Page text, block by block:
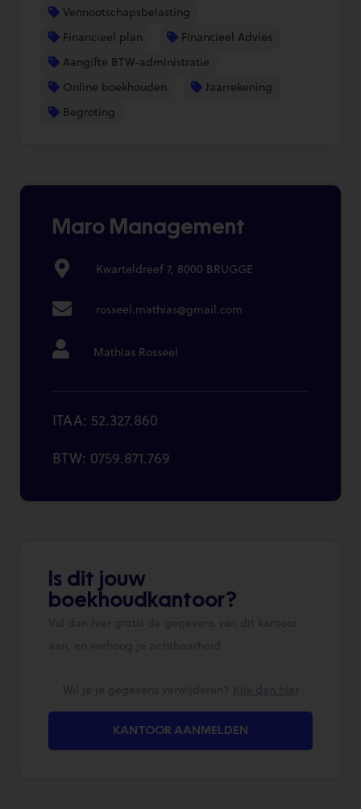
Vennootschapsbelasting
Financieel plan
Financieel Advies
Aangifte BTW-administratie
Online boekhouden
Jaarrekening
Begroting
Maro Management
Kwarteldreef 7, 8000 BRUGGE
rosseel.mathias@gmail.com
Mathias Rosseel
ITAA: 52.327.860
BTW: 0759.871.769
Is dit jouw
boekhoudkantoor?
Vul dan hier gratis de gegevens van dit kantoor
aan, en verhoog je zichtbaarheid
Wil je je gegevens verwijderen? Klik dan hier
KANTOOR AANMELDEN